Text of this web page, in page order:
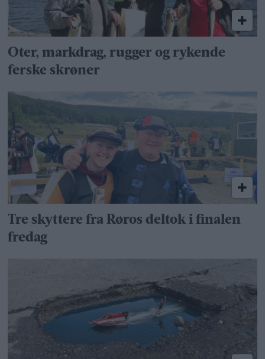
Oter, markdrag, rugger og rykende
ferske skrøner
Tre skyttere fra Røros deltok i finalen
fredag